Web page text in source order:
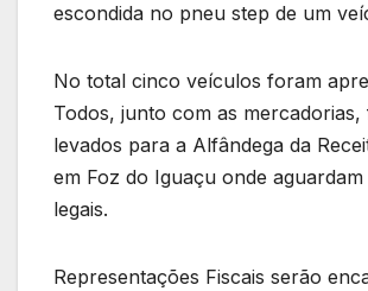
escondida no pneu step de um
No total cinco veículos foram
Todos, junto com as
levados para a Alfândega da
em Foz do Iguaçu onde
legais.
Representações Fiscais serão